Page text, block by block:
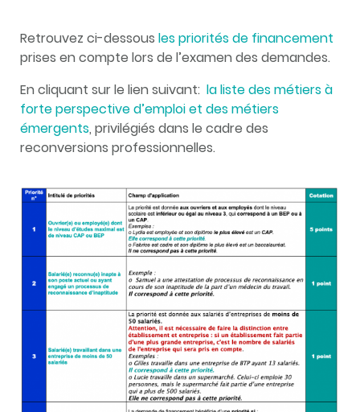
Retrouvez ci-dessous les priorités de financement
prises en compte lors de l’examen des demandes.
En cliquant sur le lien suivant: la liste des métiers à
forte perspective d’emploi et des métiers
émergents, privilégiés dans le cadre des
reconversions professionnelles.